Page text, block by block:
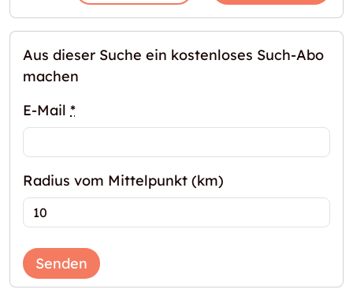
Aus dieser Suche ein kostenloses Such-Abo
machen
E-Mail *
Radius vom Mittelpunkt (km)
Senden